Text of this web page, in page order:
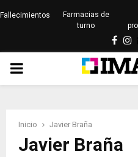
Fallecimientos
Farmacias de
turno
PRIMARY
Inicio Javier Braña
Javier Braña